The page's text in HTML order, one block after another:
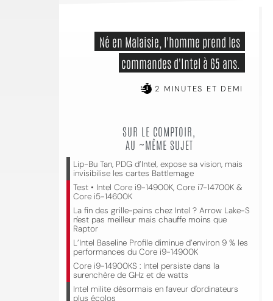
commandes d'Intel à 65 ans.
2 MINUTES ET DEMI
SUR LE COMPTOIR,
AU ~MÊME SUJET
Lip-Bu Tan, PDG d’Intel, expose sa vision, mais
invisibilise les cartes Battlemage
Test • Intel Core i9-14900K, Core i7-14700K &
Core i5-14600K
La fin des grille-pains chez Intel ? Arrow Lake-S
n'est pas meilleur mais chauffe moins que
Raptor
L’Intel Baseline Profile diminue d’environ 9 % les
performances du Core i9-14900K
Core i9-14900KS : Intel persiste dans la
surenchère de GHz et de watts
Intel milite désormais en faveur d'ordinateurs
plus écolos